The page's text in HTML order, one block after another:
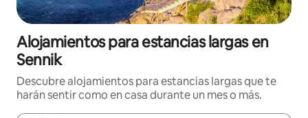
Alojamientos para estancias largas en
Sennik
Descubre alojamientos para estancias largas que te
harán sentir como en casa durante un mes o más.